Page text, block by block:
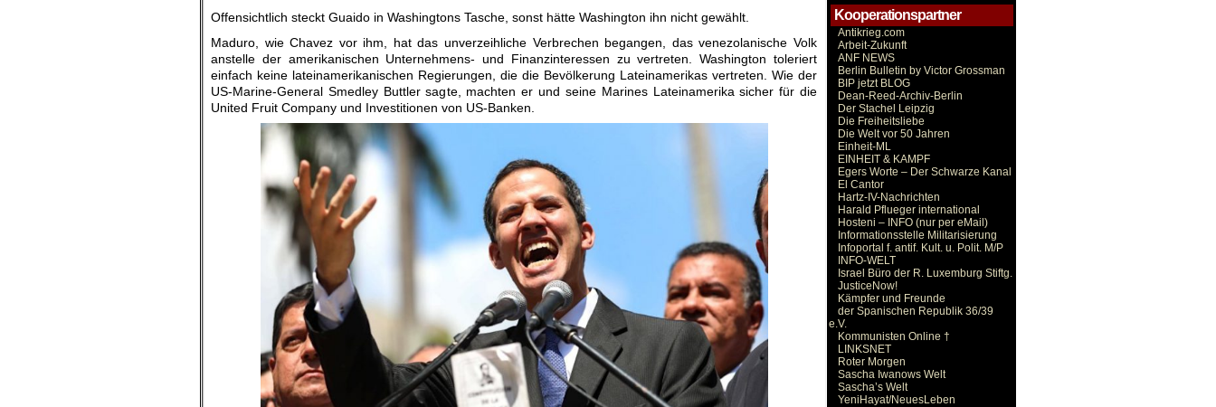
Offensichtlich steckt Guaido in Washingtons Tasche, sonst hätte Washington ihn nicht gewählt.
Maduro, wie Chavez vor ihm, hat das unverzeihliche Verbrechen begangen, das venezolanische Volk
anstelle der amerikanischen Unternehmens- und Finanzinteressen zu vertreten. Washington toleriert
einfach keine lateinamerikanischen Regierungen, die die Bevölkerung Lateinamerikas vertreten. Wie der
US-Marine-General Smedley Buttler sagte, machten er und seine Marines Lateinamerika sicher für die
United Fruit Company und Investitionen von US-Banken.
Kooperationspartner
Antikrieg.com
Arbeit-Zukunft
ANF NEWS
Berlin Bulletin by Victor Grossman
BIP jetzt BLOG
Dean-Reed-Archiv-Berlin
Der Stachel Leipzig
Die Freiheitsliebe
Die Welt vor 50 Jahren
Einheit-ML
EINHEIT & KAMPF
Egers Worte – Der Schwarze Kanal
El Cantor
Hartz-IV-Nachrichten
Harald Pflueger international
Hosteni – INFO (nur per eMail)
Informationsstelle Militarisierung
Infoportal f. antif. Kult. u. Polit. M/P
INFO-WELT
Israel Büro der R. Luxemburg Stiftg.
JusticeNow!
Kämpfer und Freunde
der Spanischen Republik 36/39
e.V.
Kommunisten Online †
LINKSNET
Roter Morgen
Sascha Iwanows Welt
Sascha’s Welt
YeniHayat/NeuesLeben